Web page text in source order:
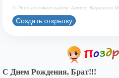
© Принадлежит сайту. Автор: Берсанов М.
Создать открытку
С Днем Рождения, Брат!!!